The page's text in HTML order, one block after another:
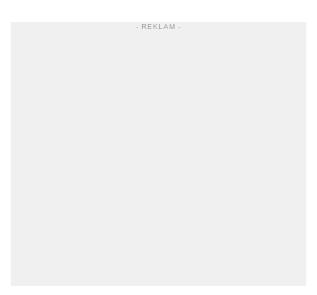
- REKLAM -